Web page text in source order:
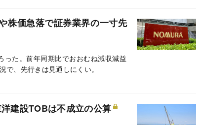
株価急落で証券業界の一寸先
た。前年同期比でおおむね減収減益
、先行きは見通しにくい。
建設TOBは不成立の公算